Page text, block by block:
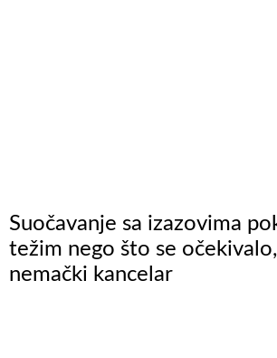
Suočavanje sa izazovima
težim nego što se
nemački kancelar